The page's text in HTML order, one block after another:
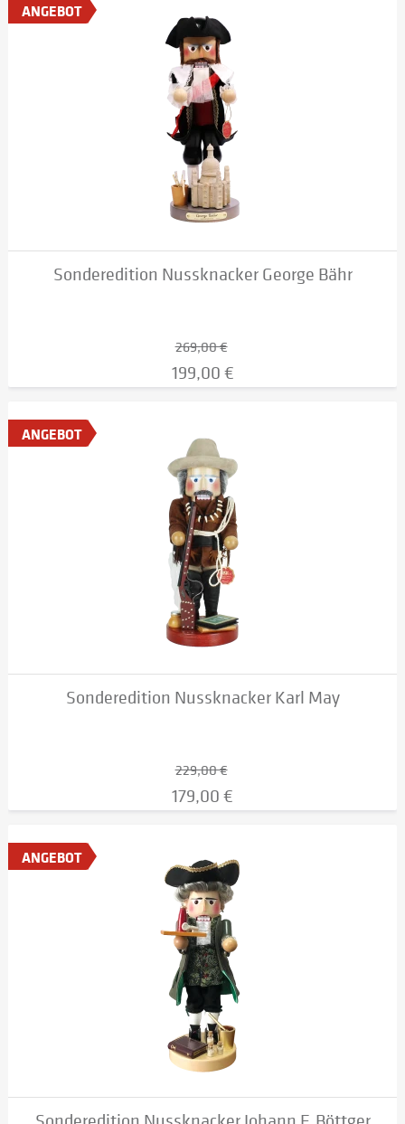
ANGEBOT
Sonderedition Nussknacker George Bähr
269,00 €
199,00 €
ANGEBOT
Sonderedition Nussknacker Karl May
229,00 €
179,00 €
ANGEBOT